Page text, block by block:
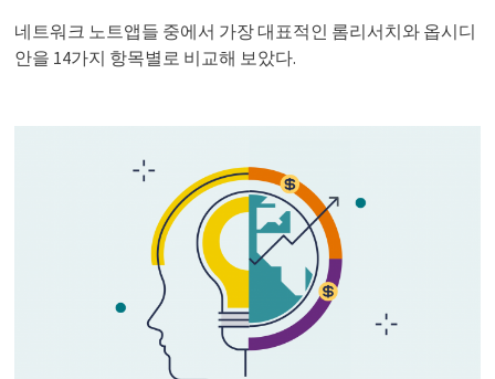
네트워크 노트앱들 중에서 가장 대표적인 롬리서치와 옵시디
안을 14가지 항목별로 비교해 보았다.